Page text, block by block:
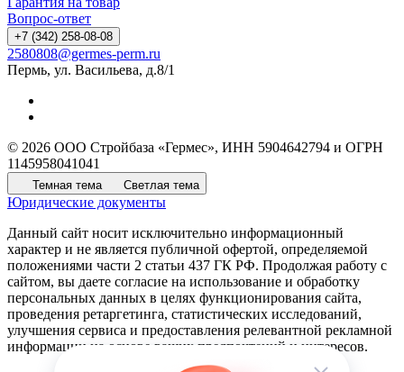
Вопрос-ответ
+7 (342) 258-08-08
2580808@germes-perm.ru
Пермь, ул. Васильева, д.8/1
© 2026 ООО Стройбаза «Гермес», ИНН 5904642794 и ОГРН
1145958041041
Темная тема Светлая тема
Юридические документы
Данный сайт носит исключительно информационный
характер и не является публичной офертой, определяемой
положениями части 2 статьи 437 ГК РФ. Продолжая работу с
сайтом, вы даете согласие на использование и обработку
персональных данных в целях функционирования сайта,
проведения ретаргетинга, статистических исследований,
улучшения сервиса и предоставления релевантной рекламной
информации на основе ваших предпочтений и интересов.